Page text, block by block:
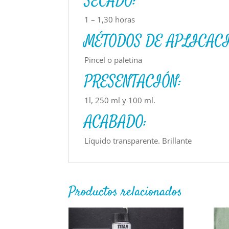
1 – 1,30 horas
MÉTODOS DE
Pincel o paletina
PRESENTACIÓN:
1l, 250 ml y 100 ml.
ACABADO:
Líquido transparente. Brillante
Productos relacionados